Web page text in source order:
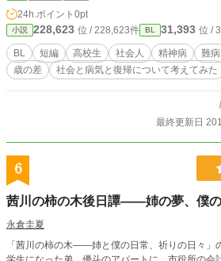
ものとは一切の関係も御座いま
め、間違った解釈もあるかもし
頂けたらと思います。
24h.ポイント 0pt
小説 228,623 位 / 228,623件 BL 31,393 位 /
BL 短編 高校生 社会人 精神病 難病
歳の差
社会と病気と復帰について考えてみた
最終更新日
6
茜川の柿の木後日譚――姉の夢、僕
永倉圭夏
「茜川の柿の木――姉と僕の日常、祈りの日々」